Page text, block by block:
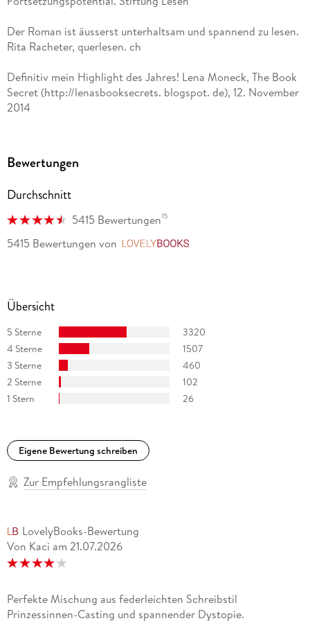
Der Roman ist äusserst unterhaltsam und spannend zu lesen.
Rita Racheter, querlesen. ch
Definitiv mein Highlight des Jahres! Lena Moneck, The Book
Secret (http://lenasbooksecrets. blogspot. de), 12. November
2014
Traum immer noch nicht aufgegeben haben. Bücherkinder. de
Bewertungen
Durchschnitt
5415 Bewertungen15
5415 Bewertungen von
Übersicht
5 Sterne
3320
4 Sterne
1507
3 Sterne
460
2 Sterne
102
1 Stern
26
Eigene Bewertung schreiben
Zur Empfehlungsrangliste
LovelyBooks-Bewertung
Von Kaci am 21.07.2026
Perfekte Mischung aus federleichten Schreibstil
Prinzessinnen-Casting und spannender Dystopie.